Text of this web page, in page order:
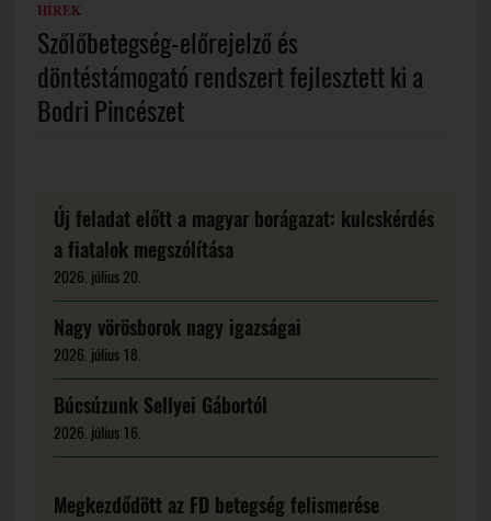
HÍREK
Szőlőbetegség-előrejelző és
döntéstámogató rendszert fejlesztett ki a
Bodri Pincészet
Új feladat előtt a magyar borágazat: kulcskérdés
a fiatalok megszólítása
2026. július 20.
Nagy vörösborok nagy igazságai
2026. július 18.
Búcsúzunk Sellyei Gábortól
2026. július 16.
Megkezdődött az FD betegség felismerése